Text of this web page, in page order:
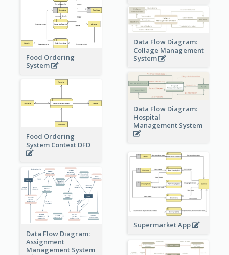
Food Ordering
System
Data Flow Diagram:
Collage Management
System
Data Flow Diagram:
Hospital
Management System
Food Ordering
System Context DFD
Supermarket App
Data Flow Diagram:
Assignment
Management System